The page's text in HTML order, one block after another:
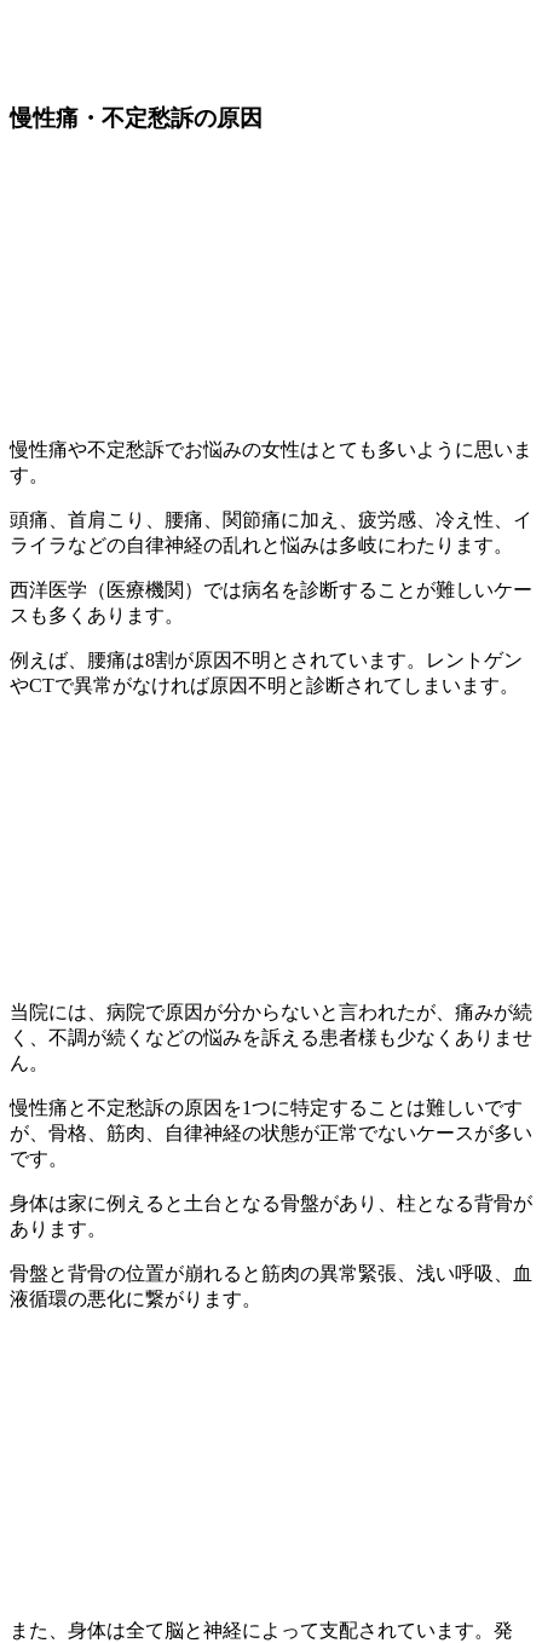
慢性痛・不定愁訴の原因
慢性痛や不定愁訴でお悩みの女性はとても多いように思いま
す。
頭痛、首肩こり、腰痛、関節痛に加え、疲労感、冷え性、イ
ライラなどの自律神経の乱れと悩みは多岐にわたります。
西洋医学（医療機関）では病名を診断することが難しいケー
スも多くあります。
例えば、腰痛は8割が原因不明とされています。レントゲン
やCTで異常がなければ原因不明と診断されてしまいます。
当院には、病院で原因が分からないと言われたが、痛みが続
く、不調が続くなどの悩みを訴える患者様も少なくありませ
ん。
慢性痛と不定愁訴の原因を1つに特定することは難しいです
が、骨格、筋肉、自律神経の状態が正常でないケースが多い
です。
身体は家に例えると土台となる骨盤があり、柱となる背骨が
あります。
骨盤と背骨の位置が崩れると筋肉の異常緊張、浅い呼吸、血
液循環の悪化に繋がります。
また、身体は全て脳と神経によって支配されています。発